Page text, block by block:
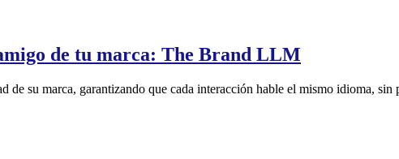
de tu marca: The Brand LLM
su marca, garantizando que cada interacción hable el mismo idioma, sin